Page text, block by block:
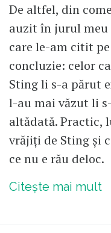
De altfel, din
auzit în jurul meu
care le-am citit
concluzie: celor
Sting li s-a părut
l-au mai văzut li
altădată. Practic,
vrăjiți de Sting și
ce nu e rău deloc.
Citește mai mult